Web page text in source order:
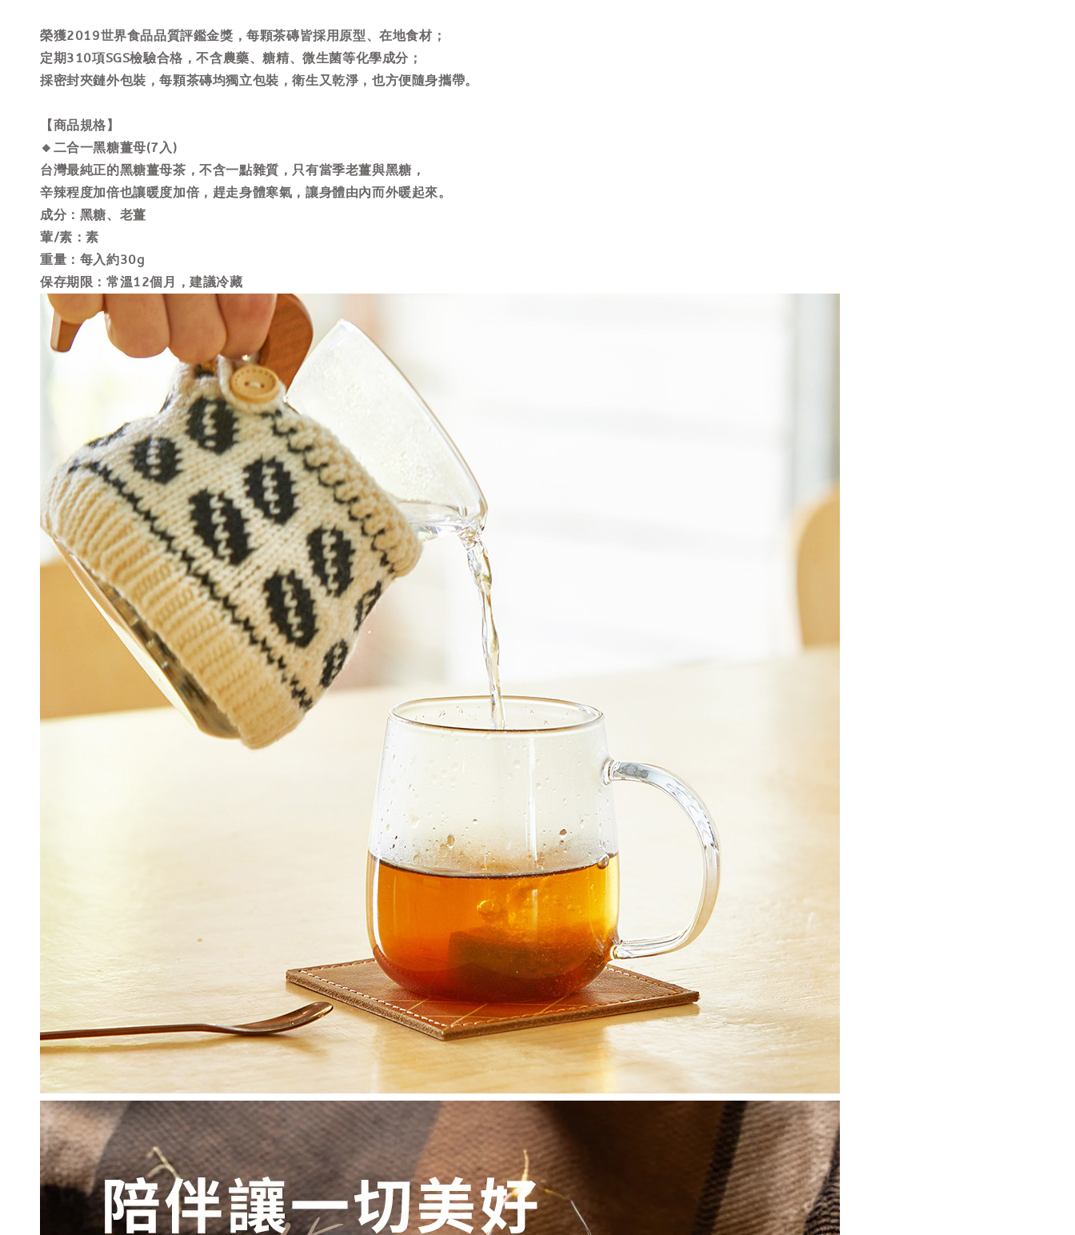
榮獲2019世界食品品質評鑑金獎，每顆茶磚皆採用原型、在地食材；
定期310項SGS檢驗合格，不含農藥、糖精、微生菌等化學成分；
採密封夾鏈外包裝，每顆茶磚均獨立包裝，衛生又乾淨，也方便隨身攜帶。
【商品規格】
🔸二合一黑糖薑母(7入)
台灣最純正的黑糖薑母茶，不含一點雜質，只有當季老薑與黑糖，
辛辣程度加倍也讓暖度加倍，趕走身體寒氣，讓身體由內而外暖起來。
成分：黑糖、老薑
葷/素：素
重量：每入約30g
保存期限：常溫12個月，建議冷藏